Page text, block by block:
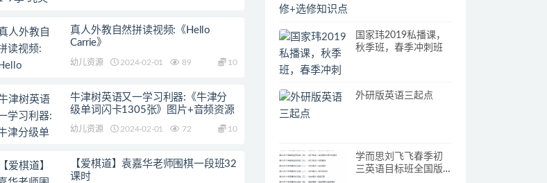
真人外教自然拼读视频:《Hello
Carrie》
幼儿资源 2024-02-01 89 10
牛津树英语又一学习利器:《牛津分
级单词闪卡1305张》图片+音频资源
幼儿资源 2024-02-01 72 10
【爱棋道】袁嘉华老师围棋一段班32
课时
国家玮2019私播课，
秋季班，春季冲刺班
外研版英语三起点
学而思刘飞飞春季初
三英语目标班全国版